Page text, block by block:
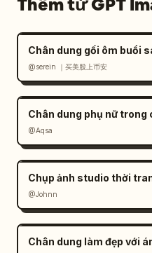
Thêm từ GPT
Chân dung gối ôm buổi
@serein ｜买美股上币安
@Aqsa
Chụp ảnh studio thời
@Johnn
Chân dung làm đẹp với